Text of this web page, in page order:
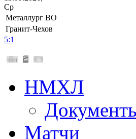
Ср
Металлург ВО
Гранит-Чехов
5:1
НМХЛ
Матчи